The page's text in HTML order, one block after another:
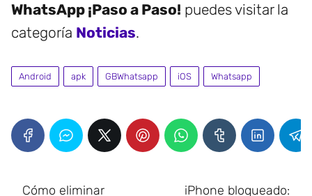
WhatsApp ¡Paso a Paso! puedes visitar la
categoría Noticias.
Android apk GBWhatsapp iOS Whatsapp
Cómo eliminar iPhone bloqueado: